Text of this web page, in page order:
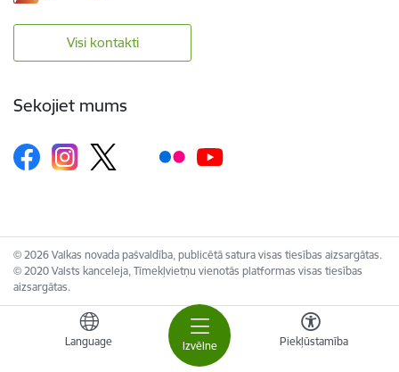
Izvēlne
Language Piekļūstamība
Visi kontakti
Sekojiet mums
© 2026 Valkas novada pašvaldība, publicētā satura visas tiesības aizsargātas.
© 2020 Valsts kanceleja, Tīmekļvietņu vienotās platformas visas tiesības
aizsargātas.